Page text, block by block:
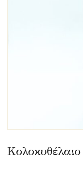
Κολοκυθέλαιο